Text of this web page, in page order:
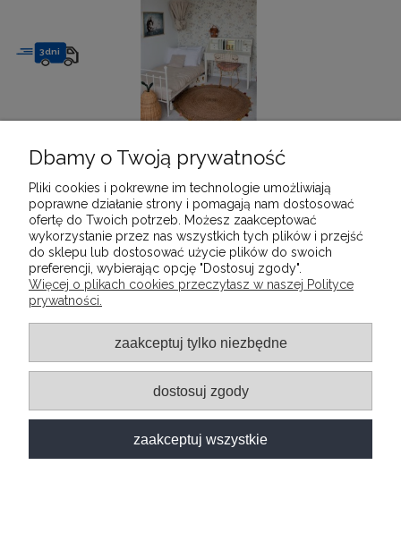
ŁÓŻKO METALOWE BIAŁE MŁODZIEŻOWE
DZIECIĘCE CLASSIC 90X200
DOSTĘPNY
1 790,00 zł
3dni
POMOC
MOJE KONTO
Dbamy o Twoją prywatność
Pliki cookies i pokrewne im technologie umożliwiają
poprawne działanie strony i pomagają nam dostosować
ofertę do Twoich potrzeb. Możesz zaakceptować
wykorzystanie przez nas wszystkich tych plików i przejść
do sklepu lub dostosować użycie plików do swoich
preferencji, wybierając opcję "Dostosuj zgody".
Więcej o plikach cookies przeczytasz w naszej Polityce
prywatności.
zaakceptuj tylko niezbędne
dostosuj zgody
zaakceptuj wszystkie